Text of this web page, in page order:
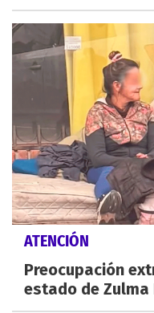
ATENCIÓN
Preocupación
estado de